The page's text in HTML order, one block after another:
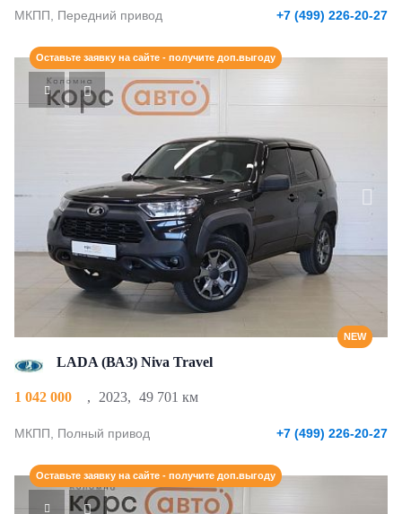
МКПП, Передний привод +7 (499) 226-20-27
NEW
Оставьте заявку на сайте - получите доп.выгоду
LADA (ВАЗ) Niva Travel
1 042 000 , 2023, 49 701 км
МКПП, Полный привод +7 (499) 226-20-27
Оставьте заявку на сайте - получите доп.выгоду